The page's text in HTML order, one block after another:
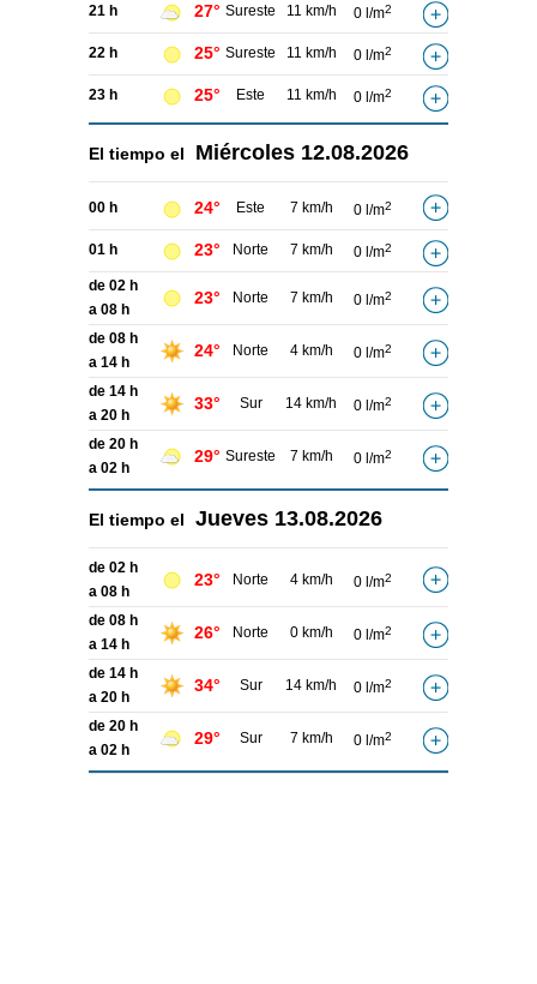
21 h 27° Sureste 11 km/h 0 l/m2
22 h 25° Sureste 11 km/h 0 l/m2
23 h 25° Este 11 km/h 0 l/m2
El tiempo el Miércoles 12.08.2026
00 h 24° Este 7 km/h 0 l/m2
01 h 23° Norte 7 km/h 0 l/m2
de 02 h
a 08 h
23° Norte 7 km/h 0 l/m2
de 08 h
a 14 h
24° Norte 4 km/h 0 l/m2
de 14 h
a 20 h
33° Sur 14 km/h 0 l/m2
de 20 h
a 02 h
29° Sureste 7 km/h 0 l/m2
El tiempo el Jueves 13.08.2026
de 02 h
a 08 h
23° Norte 4 km/h 0 l/m2
de 08 h
a 14 h
26° Norte 0 km/h 0 l/m2
de 14 h
a 20 h
34° Sur 14 km/h 0 l/m2
de 20 h
a 02 h
29° Sur 7 km/h 0 l/m2